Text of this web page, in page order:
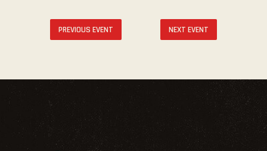
PREVIOUS EVENT NEXT EVENT